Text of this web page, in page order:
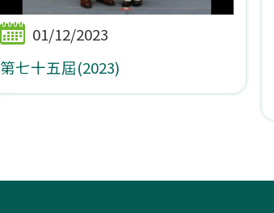
01/12/2023
第七十五屆(2023)